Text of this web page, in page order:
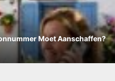
Moet Aanschaffen?